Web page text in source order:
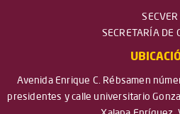
SECVER
SECRETARÍA DE
Avenida Enrique C. Rébsamen
presidentes y calle universitario